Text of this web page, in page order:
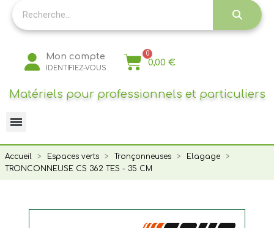
Mon compte
IDENTIFIEZ-VOUS
0,00 €
Matériels pour professionnels et particuliers
Accueil Espaces verts Tronçonneuses
Elagage
TRONCONNEUSE CS 362 TES - 35 CM